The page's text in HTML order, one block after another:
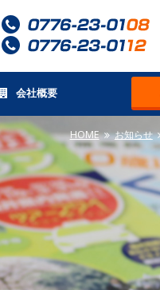
会社概要
HOME お知らせ